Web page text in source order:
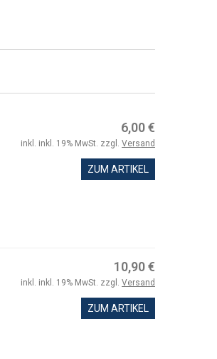
6,00 €
inkl. inkl. 19% MwSt. zzgl. Versand
ZUM ARTIKEL
10,90 €
inkl. inkl. 19% MwSt. zzgl. Versand
ZUM ARTIKEL